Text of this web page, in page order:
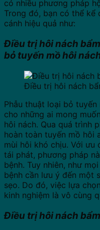
có nhiều phương pháp
Trong đó, bạn có thể kể
cánh hiệu quả như:
Điều trị hôi nách
bỏ tuyến mồ hôi
Điều trị hôi nách
Phẫu thuật loại bỏ
cho những ai mong
hôi nách. Qua quá trình
hoàn toàn tuyến mồ hôi
mùi hôi khó chịu. Với
tái phát, phương pháp
bệnh. Tuy nhiên, như
bệnh cần lưu ý đến một
sẹo. Do đó, việc lựa
kinh nghiệm là vô cùng
Điều trị hôi nách